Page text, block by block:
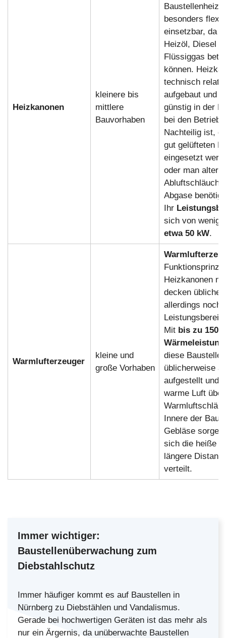
Heizkanonen
kleinere bis
mittlere
Bauvorhaben
besonders
einsetzbar, da
Heizöl, Diesel
Flüssiggas
können.
technisch
aufgebaut und
günstig in der
bei den
Nachteilig ist,
gut gelüfteten
eingesetzt
oder man
Abgase
Ihr
sich von
etwa 50 kW.
Warmlufterzeuger
kleine und
große Vorhaben
Heizkanonen
decken
allerdings noch
Mit bis zu 150
Wärmeleistung
diese
üblicherweise
aufgestellt und
warme Luft über
Innere der
Gebläse
sich die heiße
längere
verteilt.
Immer wichtiger:
Baustellenüberwachung zum
Diebstahlschutz
Immer häufiger kommt es auf Baustellen in
Nürnberg zu Diebstählen und Vandalismus.
Gerade bei hochwertigen Geräten ist das mehr als
nur ein Ärgernis, da unüberwachte Baustellen